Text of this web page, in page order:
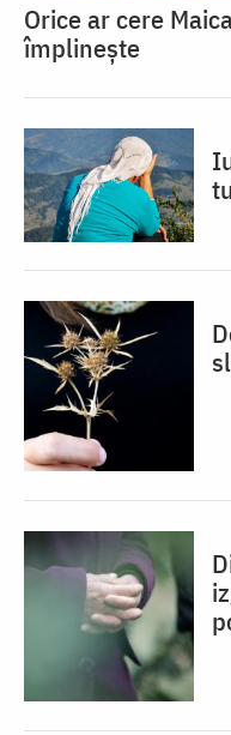
Orice ar cere
împlinește